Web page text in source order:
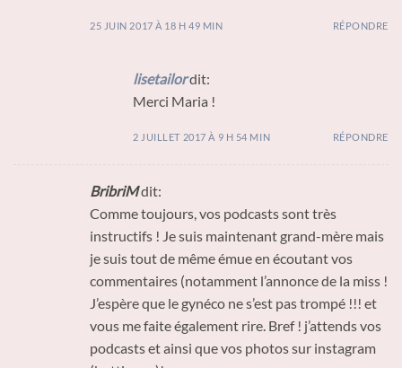
25 JUIN 2017 À 18 H 49 MIN RÉPONDRE
lisetailordit:
Merci Maria !
2 JUILLET 2017 À 9 H 54 MIN RÉPONDRE
BribriMdit:
Comme toujours, vos podcasts sont très
instructifs ! Je suis maintenant grand-mère mais
je suis tout de même émue en écoutant vos
commentaires (notamment l’annonce de la miss !
J’espère que le gynéco ne s’est pas trompé !!! et
vous me faite également rire. Bref ! j’attends vos
podcasts et ainsi que vos photos sur instagram